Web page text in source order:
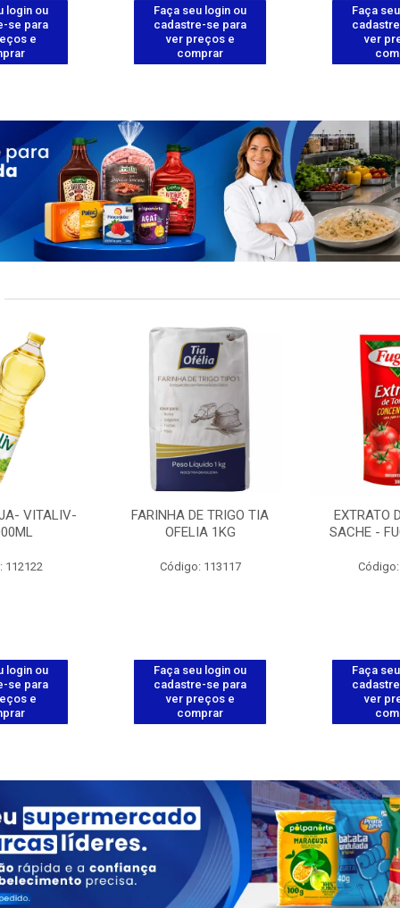
login ou
se para
e
Faça seu login ou
cadastre-se para
ver preços e
comprar
Faça
ver
VITALIV-
112122
login ou
se para
e
FARINHA DE TRIGO TIA
OFELIA 1KG
Código: 113117
Faça seu login ou
cadastre-se para
ver preços e
comprar
EXTRATO
SACHE -
Faça
ver